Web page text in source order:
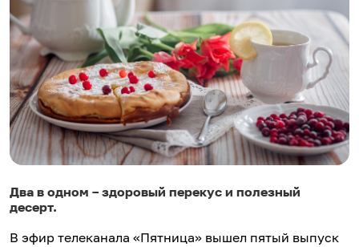
Два в одном – здоровый перекус и полезный
десерт.
В эфир телеканала «Пятница» вышел пятый выпуск